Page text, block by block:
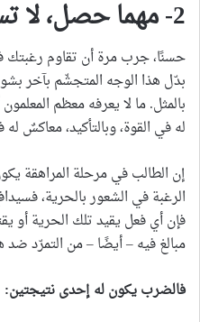
2- مهما حصل، لا تستعمل العصا!
حسنًا، جرب مرة أن تقاوم
بدّل هذا الوجه المتجشّم بآخر
بالمثل. ما لا يعرفه معظم
له في القوة، وبالتأكيد، معاكسٌ له
إن الطالب في مرحلة المراهقة
الرغبة في الشعور بالحرية،
فإن أي فعل يقيد تلك الحرية أو
مبالغ فيه – أيضًا – من التمرّد ضد
فالضرب يكون له إحدى نتيجتين: